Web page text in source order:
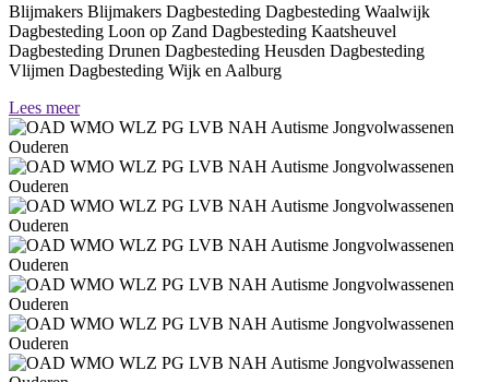
Blijmakers Blijmakers Dagbesteding Dagbesteding Waalwijk
Dagbesteding Loon op Zand Dagbesteding Kaatsheuvel
Dagbesteding Drunen Dagbesteding Heusden Dagbesteding
Vlijmen Dagbesteding Wijk en Aalburg
Lees meer